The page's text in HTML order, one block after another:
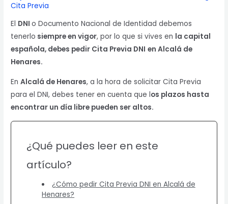
Cita Previa
El DNIo Documento Nacional de Identidad debemos
tenerlo siempre en vigor, por lo que si vives en la capital
española, debes pedir Cita Previa DNI en Alcalá de
Henares.
EnAlcalá de Henares, a la hora de solicitar Cita Previa
para el DNI, debes tener en cuenta que los plazos hasta
encontrar un día libre pueden ser altos.
¿Qué puedes leer en este
artículo?
¿Cómo pedir Cita Previa DNI en Alcalá de
Henares?